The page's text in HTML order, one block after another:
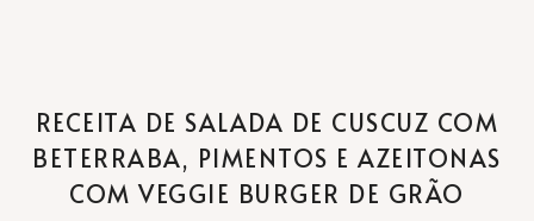
RECEITA DE SALADA DE CUSCUZ COM
BETERRABA, PIMENTOS E AZEITONAS
COM VEGGIE BURGER DE GRÃO